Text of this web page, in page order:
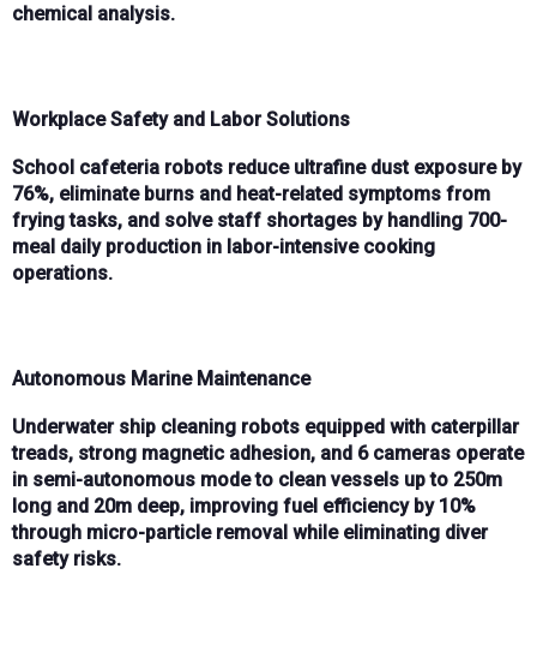
chemical analysis.
Workplace Safety and Labor Solutions
School cafeteria robots reduce ultrafine dust exposure by
76%, eliminate burns and heat-related symptoms from
frying tasks, and solve staff shortages by handling 700-
meal daily production in labor-intensive cooking
operations.
Autonomous Marine Maintenance
Underwater ship cleaning robots equipped with caterpillar
treads, strong magnetic adhesion, and 6 cameras operate
in semi-autonomous modeto clean vessels up to 250m
long and 20m deep, improving fuel efficiency by 10%
through micro-particle removal while eliminating diver
safety risks.